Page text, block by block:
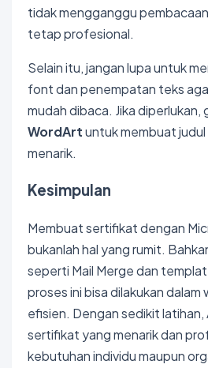
tidak mengganggu
tetap profesional.
Selain itu, jangan lupa untuk
font dan penempatan teks
mudah dibaca. Jika diperlukan,
WordArtuntuk membuat
menarik.
Kesimpulan
Membuat sertifikat dengan
bukanlah hal yang rumit.
seperti Mail Merge dan
proses ini bisa dilakukan
efisien. Dengan sedikit latihan,
sertifikat yang menarik dan
kebutuhan individu maupun